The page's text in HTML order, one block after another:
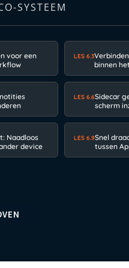
SYSTEEM
voor een
LES 6.3
binnen
LES 6.6Sidecar
scherm
Naadloos
device
LES 6.9Snel
tussen